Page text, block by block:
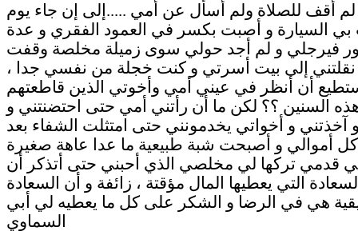
أقف للصلاة ولم أسأل عن أمي .....إلى إن جاء يوم
بي السيارة و أصبت بكسر في العمود الفقري و عدة
فيرجلي و لم أجد حولي سوى زميلة مخلصة وقفت
نقلتني إلى بيت أسرتي و كنت خجلة من نفسي جدا ،
أن أنظر في عيني أمي وأخوتي الذين قاطعتهم
السنين ؟؟ لكن ما أن رأتني أمي حتى احتضنتني و
آخذتني و أخواتي يخدمونني حتى امتثلت الشفاء بعد
أموالي و أصبحت شبة طبيعية ما عدا عاهة صغيرة
قدمي تركها لي مخلصي الذي أحبني حتى أتذكر أن
التي يعطيها المال مؤقتة ، زائفة و أن السعادة
هي في الرضا و الشكر على كل ما يعطيه لي أبي
السماوي